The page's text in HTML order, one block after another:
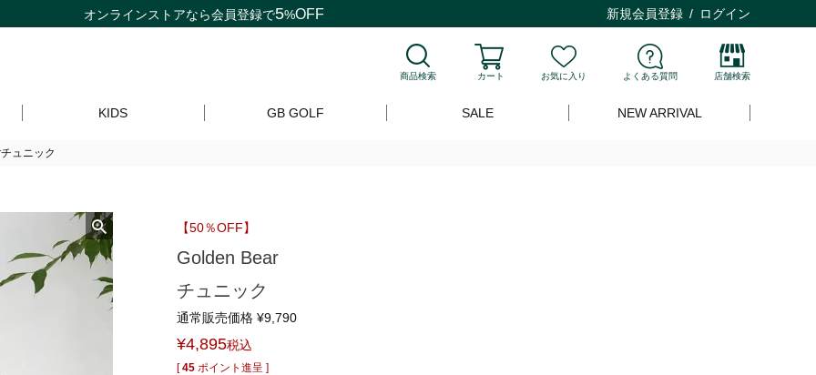
オンラインストアなら会員登録で5%OFF 新規会員登録 ログイン
商品検索 カート お気に入り よくある質問 店舗検索
KIDS GB GOLF SALE NEW ARRIVAL
ュニック
【50％OFF】
Golden Bear
チュニック
通常販売価格 ¥9,790
¥4,895税込
[ 45 ポイント進呈 ]